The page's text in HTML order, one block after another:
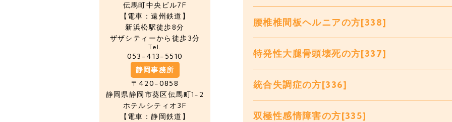
腰椎椎間板ヘルニアの方[338]
特発性大腿骨頭壊死の方[337]
統合失調症の方[336]
双極性感情障害の方[335]
伝馬町中央ビル7F
【電車：遠州鉄道】
新浜松駅徒歩8分
ザザシティーから徒歩3分
Tel.
053-413-5510
静岡事務所
〒420-0858
静岡県静岡市葵区伝馬町1-2
ホテルシティオ3F
【電車：静岡鉄道】